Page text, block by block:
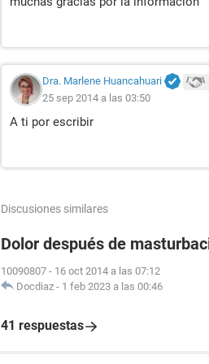
Dra. Marlene Huancahuari
25 sep 2014 a las 03:50
A ti por escribir
Discusiones similares
Dolor después de
10090807 - 16 oct 2014 a las 07:12
Docdiaz - 1 feb 2023 a las 00:46
41 respuestas